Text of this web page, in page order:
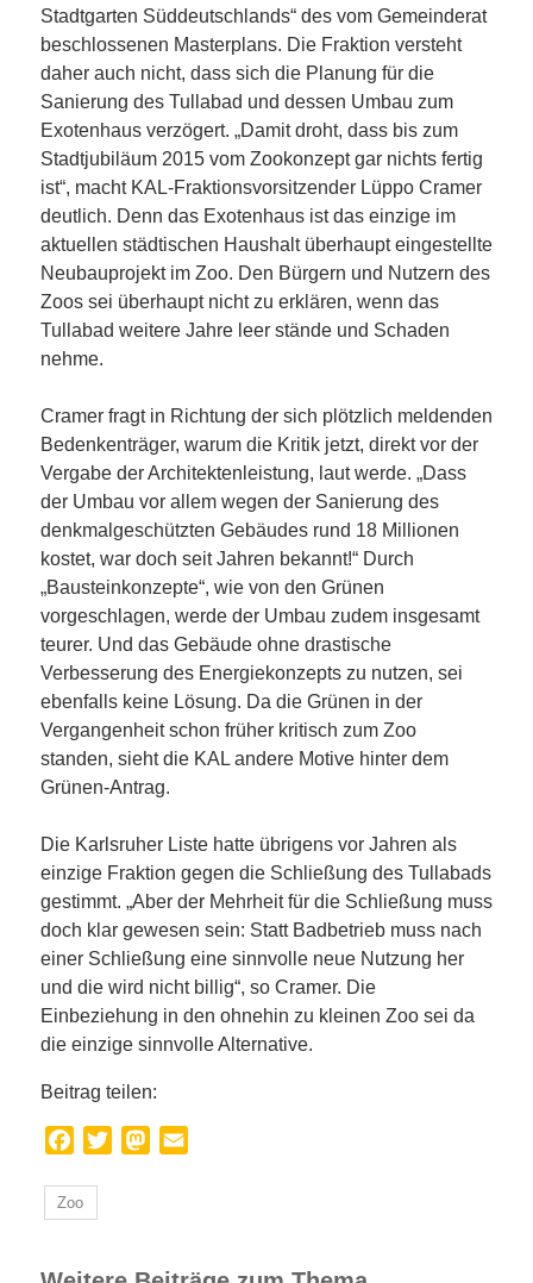
Stadtgarten Süddeutschlands“ des vom Gemeinderat
beschlossenen Masterplans. Die Fraktion versteht
daher auch nicht, dass sich die Planung für die
Sanierung des Tullabad und dessen Umbau zum
Exotenhaus verzögert. „Damit droht, dass bis zum
Stadtjubiläum 2015 vom Zookonzept gar nichts fertig
ist“, macht KAL-Fraktionsvorsitzender Lüppo Cramer
deutlich. Denn das Exotenhaus ist das einzige im
aktuellen städtischen Haushalt überhaupt eingestellte
Neubauprojekt im Zoo. Den Bürgern und Nutzern des
Zoos sei überhaupt nicht zu erklären, wenn das
Tullabad weitere Jahre leer stände und Schaden
nehme.
Cramer fragt in Richtung der sich plötzlich meldenden
Bedenkenträger, warum die Kritik jetzt, direkt vor der
Vergabe der Architektenleistung, laut werde. „Dass
der Umbau vor allem wegen der Sanierung des
denkmalgeschützten Gebäudes rund 18 Millionen
kostet, war doch seit Jahren bekannt!“ Durch
„Bausteinkonzepte“, wie von den Grünen
vorgeschlagen, werde der Umbau zudem insgesamt
teurer. Und das Gebäude ohne drastische
Verbesserung des Energiekonzepts zu nutzen, sei
ebenfalls keine Lösung. Da die Grünen in der
Vergangenheit schon früher kritisch zum Zoo
standen, sieht die KAL andere Motive hinter dem
Grünen-Antrag.
Die Karlsruher Liste hatte übrigens vor Jahren als
einzige Fraktion gegen die Schließung des Tullabads
gestimmt. „Aber der Mehrheit für die Schließung muss
doch klar gewesen sein: Statt Badbetrieb muss nach
einer Schließung eine sinnvolle neue Nutzung her
und die wird nicht billig“, so Cramer. Die
Einbeziehung in den ohnehin zu kleinen Zoo sei da
die einzige sinnvolle Alternative.
Beitrag teilen:
Facebook
TwitterMastodon
Zoo